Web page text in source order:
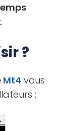
.
?
Mt4 vous
: